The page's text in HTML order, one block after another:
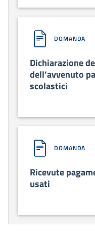
DOMANDA
Dichiarazione
dell’avvenuto
scolastici
DOMANDA
Ricevute
usati